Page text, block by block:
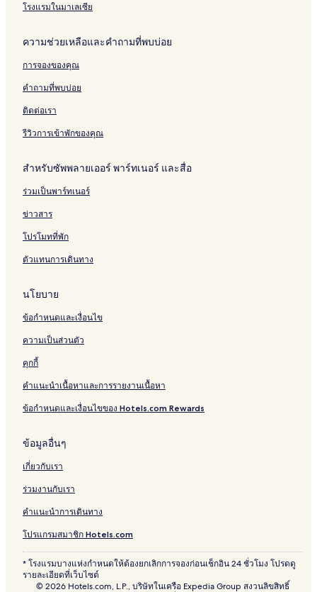
โรงแรมในมาเลเซีย
ความช่วยเหลือและคำถามที่พบบ่อย
การจองของคุณ
คำถามที่พบบ่อย
ติดต่อเรา
รีวิวการเข้าพักของคุณ
สำหรับซัพพลายเออร์ พาร์ทเนอร์ และสื่อ
ร่วมเป็นพาร์ทเนอร์
ข่าวสาร
โปรโมทที่พัก
ตัวแทนการเดินทาง
นโยบาย
ข้อกำหนดและเงื่อนไข
ความเป็นส่วนตัว
คุกกี้
คำแนะนำเนื้อหาและการรายงานเนื้อหา
ข้อกำหนดและเงื่อนไขของ Hotels.com Rewards
ข้อมูลอื่นๆ
เกี่ยวกับเรา
ร่วมงานกับเรา
คำแนะนำการเดินทาง
โปรแกรมสมาชิก Hotels.com
* โรงแรมบางแห่งกำหนดให้ต้องยกเลิกการจองก่อนเช็กอิน 24 ชั่วโมง โปรดดู
รายละเอียดที่เว็บไซต์
© 2026 Hotels.com, L.P., บริษัทในเครือ Expedia Group สงวนลิขสิทธิ์